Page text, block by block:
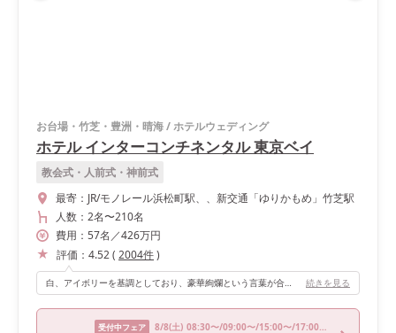
お台場・竹芝・豊洲・晴海/ホテルウェディング
ホテル インターコンチネンタル 東京ベイ
教会式・人前式・神前式
最寄： JR/モノレール浜松町駅、、新交通「ゆりかもめ」竹芝駅
人数： 2名〜210名
費用： 57名 ／426万円
評価： 4.52( 2004件)
白、アイボリーを基調としており、豪華絢爛という言葉が合うような披露宴会場でした(*˘︶˘*)ラグジュアリーでありながらも可愛らしい雰囲気です。 とても広くて100人以上も対応可。高砂の背景は、180度オーシャンビューで、レインボーブリッジも見えます！ 続きを見る
受付中フェア 8/8(土) 08:30〜/09:00〜/15:00〜/17:00〜/17:30〜